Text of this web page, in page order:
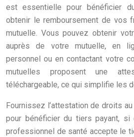
est essentielle pour bénéficier
obtenir le remboursement de vos
mutuelle. Vous pouvez obtenir
auprès de votre mutuelle, en
personnel ou en contactant votre
mutuelles proposent une
téléchargeable, ce qui simplifie les
Fournissez l’attestation de droits
pour bénéficier du tiers payant, si
professionnel de santé accepte le